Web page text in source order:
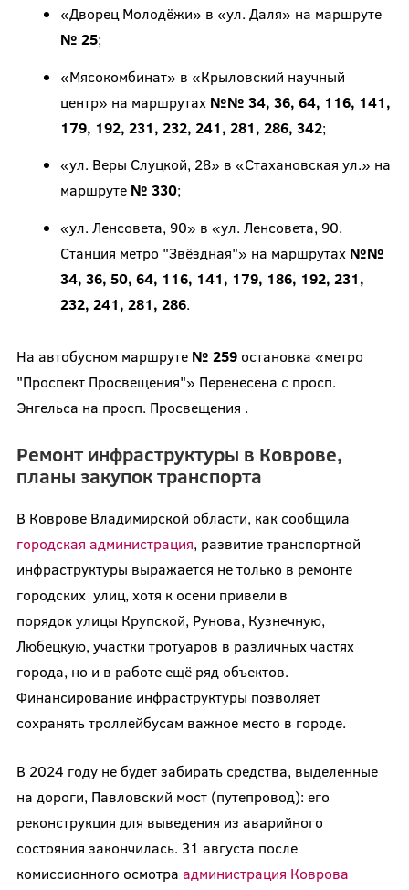
«Дворец Молодёжи» в «ул. Даля» на маршруте
№ 25;
«Мясокомбинат» в «Крыловский научный
центр» на маршрутах №№ 34, 36, 64, 116, 141,
179, 192, 231, 232, 241, 281, 286, 342;
«ул. Веры Слуцкой, 28» в «Стахановская ул.» на
маршруте № 330;
«ул. Ленсовета, 90» в «ул. Ленсовета, 90.
Станция метро "Звёздная"» на маршрутах №№
34, 36, 50, 64, 116, 141, 179, 186, 192, 231,
232, 241, 281, 286.
На автобусном маршруте № 259 остановка «метро
"Проспект Просвещения"» Перенесена с просп.
Энгельса на просп. Просвещения .
Ремонт инфраструктуры в Коврове,
планы закупок транспорта
В Коврове Владимирской области, как сообщила
городская администрация, развитие транспортной
инфраструктуры выражается не только в ремонте
городских улиц, хотя к осени привели в
порядок улицы Крупской, Рунова, Кузнечную,
Любецкую, участки тротуаров в различных частях
города, но и в работе ещё ряд объектов.
Финансирование инфраструктуры позволяет
сохранять троллейбусам важное место в городе.
В 2024 году не будет забирать средства, выделенные
на дороги, Павловский мост (путепровод): его
реконструкция для выведения из аварийного
состояния закончилась. 31 августа после
комиссионного осмотра администрация Коврова